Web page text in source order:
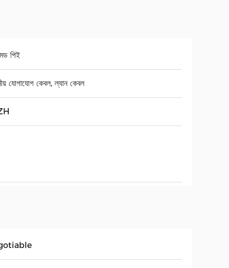
পিই
যোগাযোগ কেবল, ল্যান কেবল